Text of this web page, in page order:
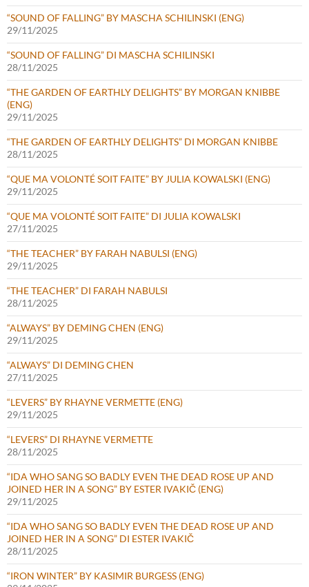
“SOUND OF FALLING” BY MASCHA SCHILINSKI (ENG)
29/11/2025
“SOUND OF FALLING” DI MASCHA SCHILINSKI
28/11/2025
“THE GARDEN OF EARTHLY DELIGHTS” BY MORGAN KNIBBE
(ENG)
29/11/2025
“THE GARDEN OF EARTHLY DELIGHTS” DI MORGAN KNIBBE
28/11/2025
“QUE MA VOLONTÉ SOIT FAITE” BY JULIA KOWALSKI (ENG)
29/11/2025
“QUE MA VOLONTÉ SOIT FAITE” DI JULIA KOWALSKI
27/11/2025
“THE TEACHER” BY FARAH NABULSI (ENG)
29/11/2025
“THE TEACHER” DI FARAH NABULSI
28/11/2025
“ALWAYS” BY DEMING CHEN (ENG)
29/11/2025
“ALWAYS” DI DEMING CHEN
27/11/2025
“LEVERS” BY RHAYNE VERMETTE (ENG)
29/11/2025
“LEVERS” DI RHAYNE VERMETTE
28/11/2025
“IDA WHO SANG SO BADLY EVEN THE DEAD ROSE UP AND
JOINED HER IN A SONG” BY ESTER IVAKIČ (ENG)
29/11/2025
“IDA WHO SANG SO BADLY EVEN THE DEAD ROSE UP AND
JOINED HER IN A SONG” DI ESTER IVAKIČ
28/11/2025
“IRON WINTER” BY KASIMIR BURGESS (ENG)